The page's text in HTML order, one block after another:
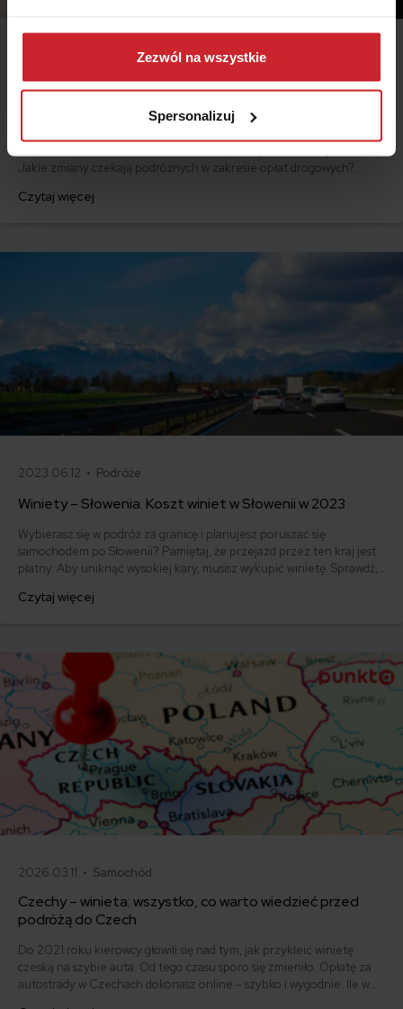
Dowiedz się więcej na temat tego, kim jesteśmy, jak
można się z nami skontaktować i w jaki sposób
przetwarzamy dane osobowe w ramachPolityki
Zezwól na wszystkie
Spersonalizuj
Samochód
Ceny winiet za autostrady w Europie – ile zapłacimy w
Jakie zmiany czekają podróżnych w zakresie opłat drogowych?
przygotuj się na bezproblemową podróż przez kontynent!
Czytaj więcej
2023.06.12 • Podróże
Winiety – Słowenia. Koszt winiet w Słowenii w 2023
Wybierasz się w podróż za granicę i planujesz poruszać się
samochodem po Słowenii? Pamiętaj, że przejazd przez ten kraj jest
płatny. Aby uniknąć wysokiej kary, musisz wykupić winietę. Sprawdź,
Czytaj więcej
2026.03.11 • Samochód
Czechy – winieta: wszystko, co warto wiedzieć przed
podróżą do Czech
Do 2021 roku kierowcy głowili się nad tym, jak przykleić winietę
czeską na szybie auta. Od tego czasu sporo się zmieniło. Opłatę za
autostrady w Czechach dokonasz online – szybko i wygodnie. Ile w